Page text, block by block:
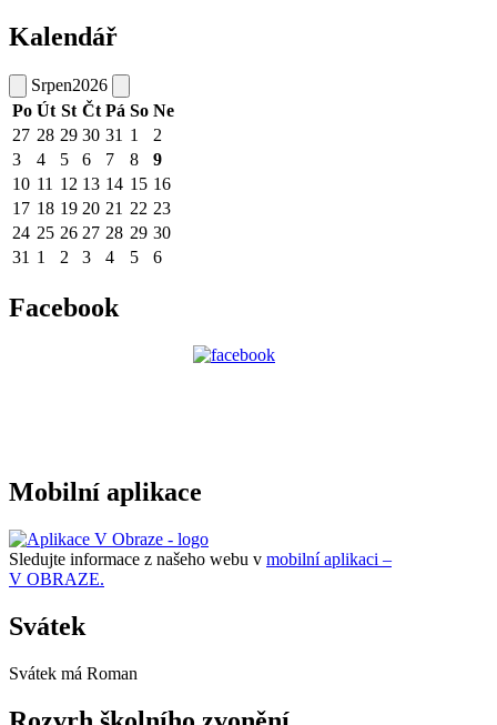
Kalendář
Srpen2026
Po Út St Čt Pá So Ne
27 28 29 30 31 1
2
3
4 5 6 7 8
9
10 11 12 13 14 15 16
17 18 19 20 21 22 23
24 25 26 27 28 29 30
31 1 2 3 4 5 6
Facebook
Mobilní aplikace
Sledujte informace z našeho webu v mobilní aplikaci –
V OBRAZE.
Svátek
Svátek má Roman